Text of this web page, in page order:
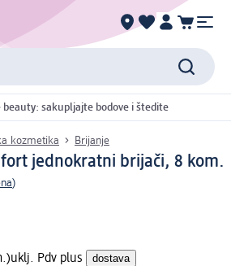
beauty: sakupljajte bodove i štedite
kozmetika Brijanje
jednokratni brijači, 8 kom.
)
uklj. Pdv plus dostava